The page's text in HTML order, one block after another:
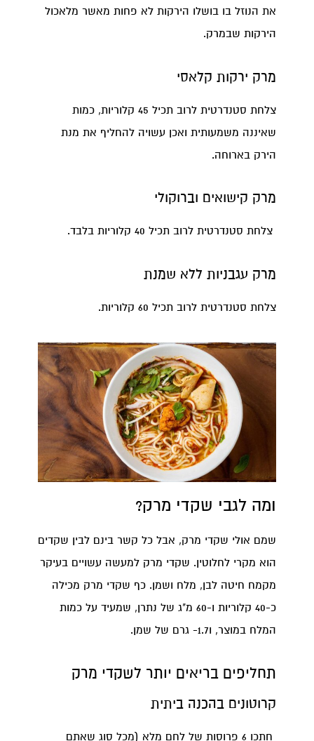
את הנוזל בו בושלו הירקות לא פחות מאשר מלאכול
הירקות שבמרק.
מרק ירקות קלאסי
צלחת סטנדרטית לרוב תכיל 45 קלוריות, כמות
שאיננה משמעותית ואכן עשויה להחליף את מנת
הירק בארוחה.
מרק קישואים וברוקולי
צלחת סטנדרטית לרוב תכיל 40 קלוריות בלבד.
מרק עגבניות ללא שמנת
צלחת סטנדרטית לרוב תכיל 60 קלוריות.
ומה לגבי שקדי מרק?
שמם אולי שקדי מרק, אבל כל קשר בינם לבין שקדים
הוא מקרי לחלוטין. שקדי מרק למעשה עשויים בעיקר
מקמח חיטה לבן, מלח ושמן. כף שקדי מרק מכילה
כ-40 קלוריות ו-60 מ"ג של נתרן, שמעיד על כמות
המלח במוצר, ו1.7- גרם של שמן.
תחליפים בריאים יותר לשקדי מרק
קרוטונים בהכנה ביתית
חתכו 6 פרוסות של לחם מלא (מכל סוג שאתם